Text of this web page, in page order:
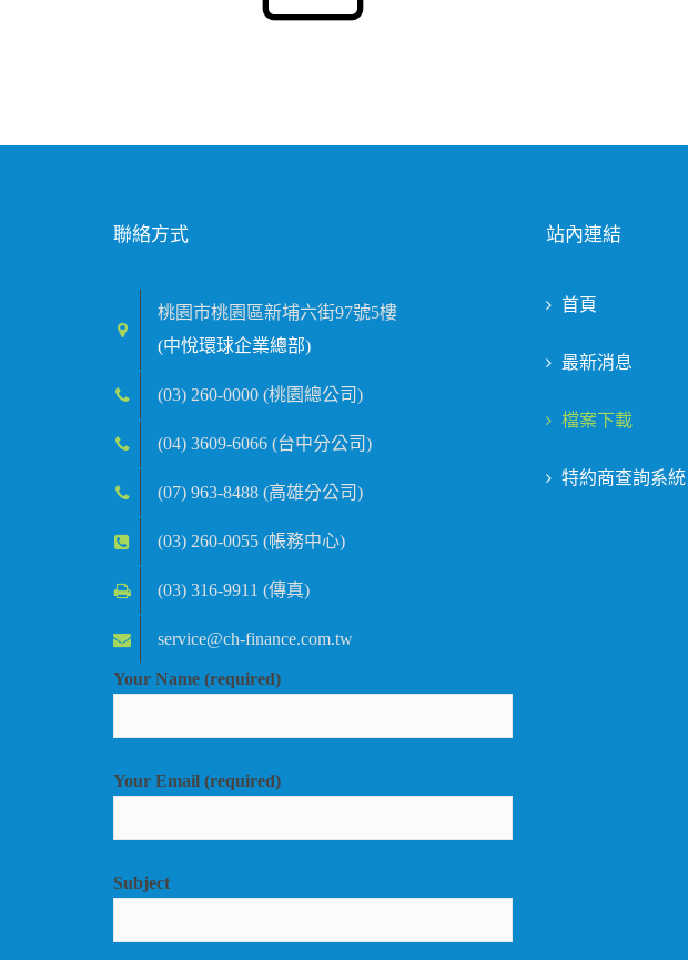
聯絡方式
桃園市桃園區新埔六街97號5樓
(中悅環球企業總部)
(03) 260-0000 (桃園總公司)
(04) 3609-6066 (台中分公司)
(07) 963-8488 (高雄分公司)
(03) 260-0055 (帳務中心)
(03) 316-9911 (傳真)
service@ch-finance.com.tw
Your Name (required)
Your Email (required)
Subject
站內連結
首頁
最新消息
檔案下載
特約商查詢系統